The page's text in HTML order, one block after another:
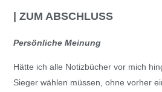
| ZUM ABSCHLUSS
Persönliche Meinung
Hätte ich alle Notizbücher vor mich
Sieger wählen müssen, ohne vorher